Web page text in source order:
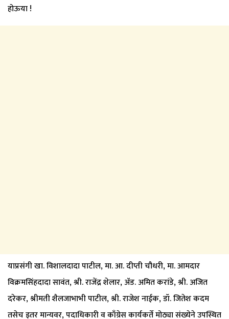
होऊया !
याप्रसंगी खा. विशालदादा पाटील, मा. आ. दीप्ती चौधरी, मा. आमदार
विक्रमसिंहदादा सावंत, श्री. राजेंद्र शेलार, अ‍ॅड. अमित करांडे, श्री. अजित
दरेकर, श्रीमती शैलजाभाभी पाटील, श्री. राजेश नाईक, डॉ. जितेश कदम
तसेच इतर मान्यवर, पदाधिकारी व काँग्रेस कार्यकर्ते मोठ्या संख्येने उपस्थित